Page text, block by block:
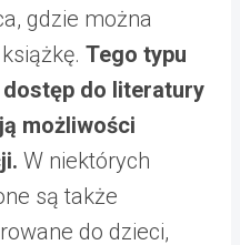
gdzie można
Tego typu
dostęp do literatury
możliwości
W niektórych
są także
do dzieci,